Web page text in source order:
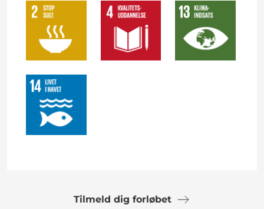
Tilmeld dig forløbet